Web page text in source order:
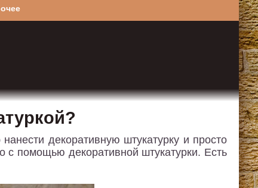
декоративную штукатурку и просто
с помощью декоративной штукатурки. Есть